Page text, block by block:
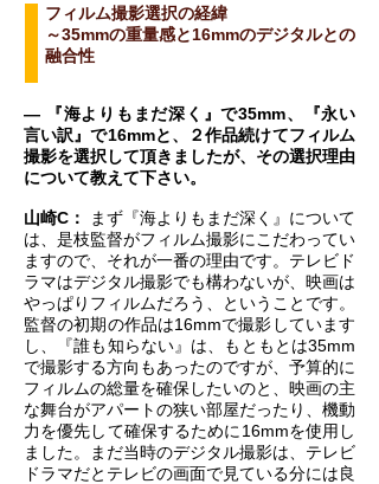
フィルム撮影選択の経緯
～35mmの重量感と16mmのデジタルとの
融合性
― 『海よりもまだ深く』で35mm、『永い
言い訳』で16mmと、２作品続けてフィルム
撮影を選択して頂きましたが、その選択理由
について教えて下さい。
山崎C：
まず『海よりもまだ深く』について
は、是枝監督がフィルム撮影にこだわってい
ますので、それが一番の理由です。テレビド
ラマはデジタル撮影でも構わないが、映画は
やっぱりフィルムだろう、ということです。
監督の初期の作品は16mmで撮影しています
し、『誰も知らない』は、もともとは35mm
で撮影する方向もあったのですが、予算的に
フィルムの総量を確保したいのと、映画の主
な舞台がアパートの狭い部屋だったり、機動
力を優先して確保するために16mmを使用し
ました。まだ当時のデジタル撮影は、テレビ
ドラマだとテレビの画面で見ている分には良